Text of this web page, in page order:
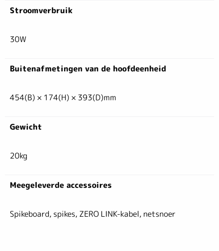
Stroomverbruik
30W
Buitenafmetingen van de hoofdeenheid
454(B) × 174(H) × 393(D)mm
Gewicht
20kg
Meegeleverde accessoires
Spikeboard, spikes, ZERO LINK-kabel, netsnoer